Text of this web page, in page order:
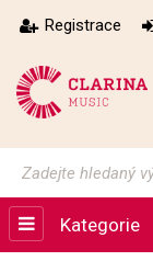
Registrace
Kategorie